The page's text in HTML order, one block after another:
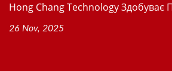
Hong Chang Technology Здобуває
26 Nov, 2025